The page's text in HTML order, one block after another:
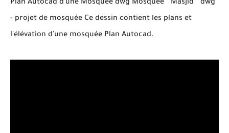
Plan Autocad d'une Mosquée dwg Mosquée " Masjid " dwg
- projet de mosquée Ce dessin contient les plans et
l'élévation d'une mosquée Plan Autocad.